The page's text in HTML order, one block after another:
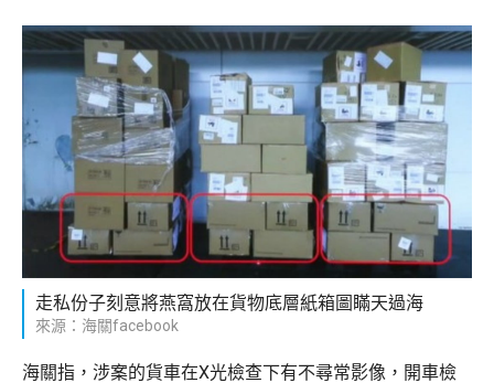
走私份子刻意將燕窩放在貨物底層紙箱圖瞞天過海
來源：海關facebook
海關指，涉案的貨車在X光檢查下有不尋常影像，開車檢